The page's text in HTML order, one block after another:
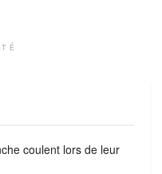
coulent lors de leur